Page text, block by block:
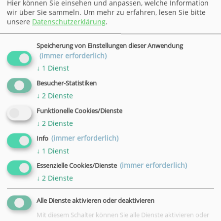
Ideen mit. Was haben Sie als besonders positiv
erlebt? Zu welchem Thema wünschen Sie sich
einen Kurs? Wenn Sie Kritik oder Beschwerden los
werden möchten, warten Sie nicht, bis Ihnen der
Kragen platzt! Wenden Sie sich frühzeitig an uns,
damit wir die Chance haben, etwas zu verändern.
Ihr Ansprechpartner: Markus Bötte, Telefon: +49
551 4952-150, E-Mail
Datum
26.09.2026
Uhrzeit
10:00 - 13:00 Uhr
Ort
VHS, Duderstadt, Marktstraße 75
Hier können Sie einsehen und anpassen, welche Information
wir über Sie sammeln. Um mehr zu erfahren, lesen Sie bitte
unsere Datenschutzerklärung.
Speicherung von Einstellungen dieser Anwendung
(immer erforderlich)
↓ 1 Dienst
Besucher-Statistiken
↓ 2 Dienste
Funktionelle Cookies/Dienste
↓ 2 Dienste
Info (immer erforderlich)
↓ 1 Dienst
Essenzielle Cookies/Dienste (immer erforderlich)
↓ 2 Dienste
Alle Dienste aktivieren oder deaktivieren
Mit diesem Schalter können Sie alle Dienste aktivieren oder